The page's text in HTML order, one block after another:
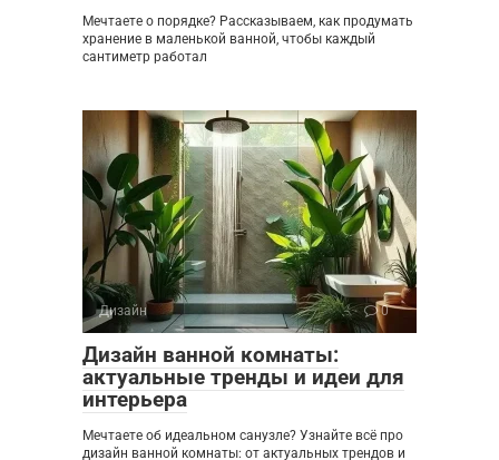
Мечтаете о порядке? Рассказываем, как продумать
хранение в маленькой ванной, чтобы каждый
сантиметр работал
Дизайн 0
Дизайн ванной комнаты:
актуальные тренды и идеи для
интерьера
Мечтаете об идеальном санузле? Узнайте всё про
дизайн ванной комнаты: от актуальных трендов и